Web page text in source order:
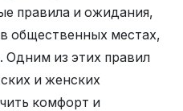
правила и ожидания,
общественных местах,
Одним из этих правил
и женских
комфорт и